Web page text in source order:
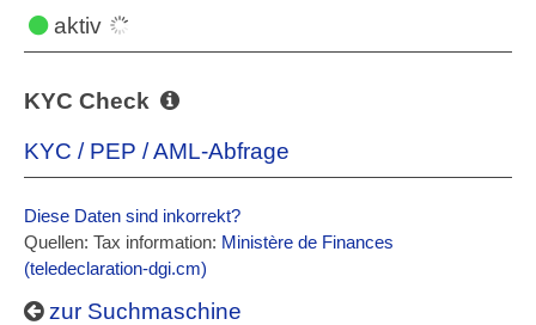
aktiv
KYC Check
KYC / PEP / AML-Abfrage
Diese Daten sind inkorrekt?
Quellen: Tax information: Ministère de Finances
(teledeclaration-dgi.cm)
zur Suchmaschine